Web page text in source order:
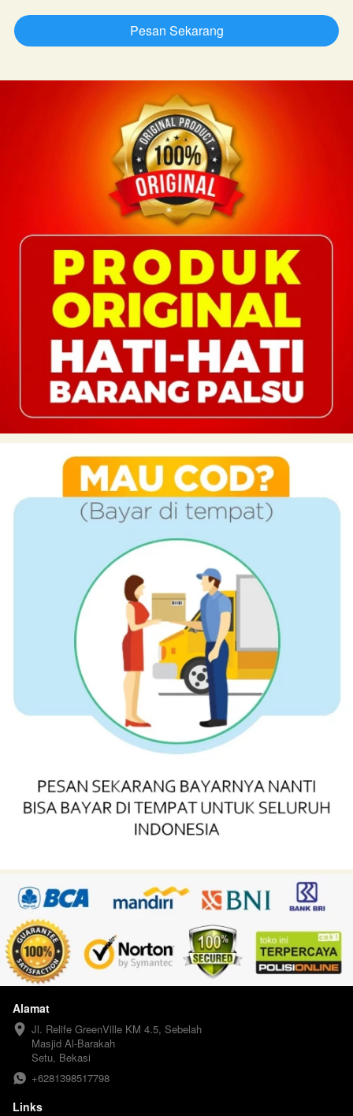
`Pesan Sekarang
Alamat
Jl. Relife GreenVille KM 4.5, Sebelah
Masjid Al-Barakah
Setu, Bekasi
+6281398517798
Links